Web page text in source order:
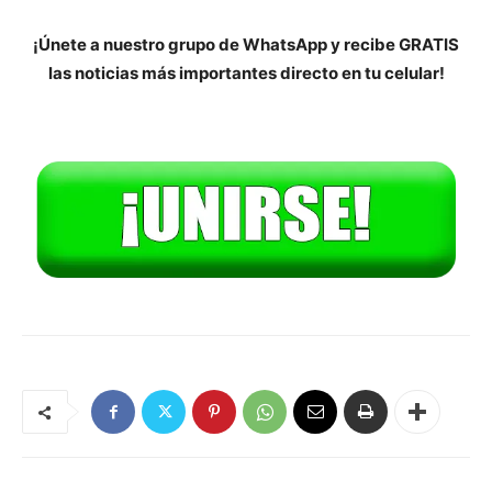
¡Únete a nuestro grupo de WhatsApp y recibe GRATIS
las noticias más importantes directo en tu celular!